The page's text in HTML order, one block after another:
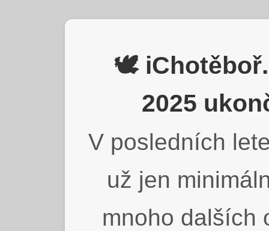
🕊️
2025
V posledních
už jen
mnoho dalších